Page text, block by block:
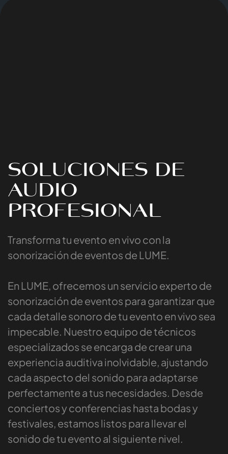
SOLUCIONES DE
AUDIO
PROFESIONAL
Transforma tu evento en vivo con la
sonorización de eventos de LUME.
En LUME, ofrecemos un servicio experto de
sonorización de eventos para garantizar que
cada detalle sonoro de tu evento en vivo sea
impecable. Nuestro equipo de técnicos
especializados se encarga de crear una
experiencia auditiva inolvidable, ajustando
cada aspecto del sonido para adaptarse
perfectamente a tus necesidades. Desde
conciertos y conferencias hasta bodas y
festivales, estamos listos para llevar el
sonido de tu evento al siguiente nivel.